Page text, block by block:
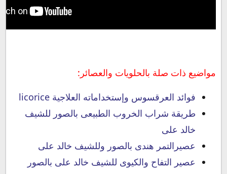
مواضيع ذات صلة بالحلويات والعصائر:
فوائد العرقسوس وإستخداماته العلاجية licorice
طريقة شراب الخروب الطبيعى بالصور للشيف
خالد على
عصيرالتمر هندى بالصور وللشيف خالد على
عصير التفاح والكيوى للشيف خالد على بالصور